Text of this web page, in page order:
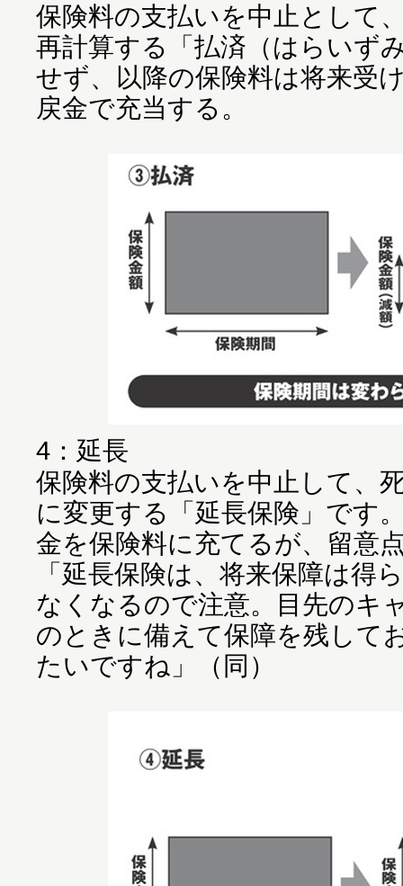
保険料の支払いを中止として
再計算する「払済（はらいず
せず、以降の保険料は将来受
戻金で充当する。
4：延長
保険料の支払いを中止して、
に変更する「延長保険」です
金を保険料に充てるが、留意
「延長保険は、将来保障は得
なくなるので注意。目先のキ
のときに備えて保障を残して
たいですね」（同）